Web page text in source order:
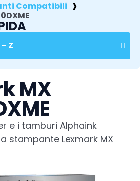
Compatibili
MX
e i tamburi Alphaink
stampante Lexmark MX